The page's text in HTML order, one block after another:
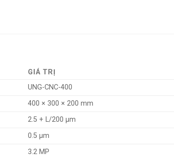
GIÁ TRỊ
UNG-CNC-400
400 × 300 × 200 mm
2.5 + L/200 µm
0.5 µm
3.2 MP